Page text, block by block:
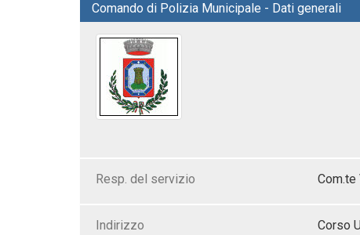
Comando di Polizia Municipale - Dati generali
Resp. del servizio Com.te
Indirizzo Corso